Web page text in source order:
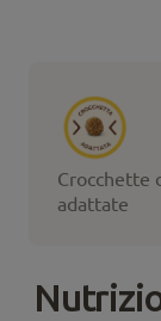
Crocchette
adattate